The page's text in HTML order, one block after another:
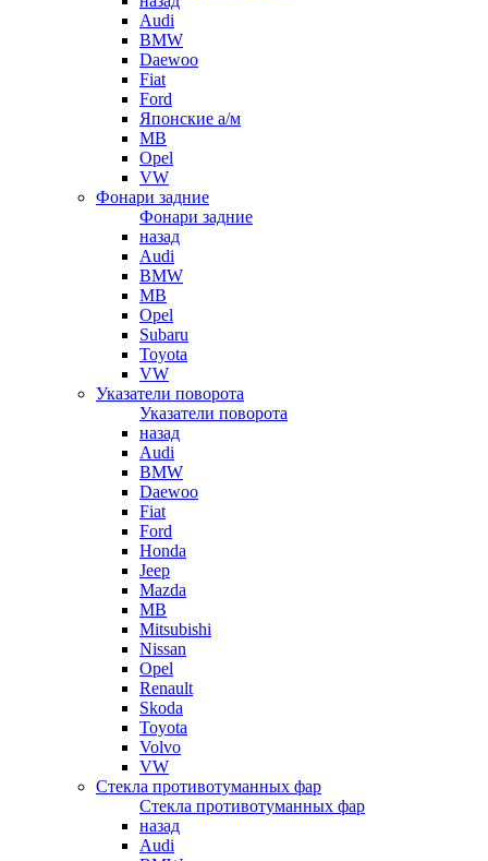
Audi
BMW
Daewoo
Fiat
Ford
Японские а/м
MB
Opel
VW
Фонари задние
Фонари задние
назад
Audi
BMW
MB
Opel
Subaru
Toyota
VW
Указатели поворота
Указатели поворота
назад
Audi
BMW
Daewoo
Fiat
Ford
Honda
Jeep
Mazda
MB
Mitsubishi
Nissan
Opel
Renault
Skoda
Toyota
Volvo
VW
Стекла противотуманных фар
Стекла противотуманных фар
назад
Audi